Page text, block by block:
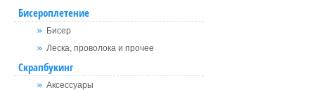
Бисероплетение
Бисер
Леска, проволока и прочее
Скрапбукинг
Аксессуары